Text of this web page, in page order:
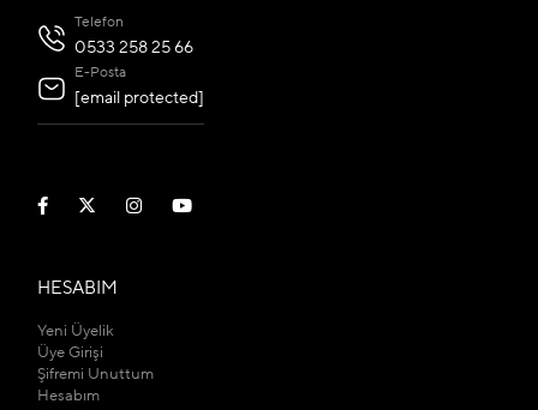
Telefon
0533 258 25 66
E-Posta
[email protected]
HESABIM
Yeni Üyelik
Üye Girişi
Şifremi Unuttum
Hesabım